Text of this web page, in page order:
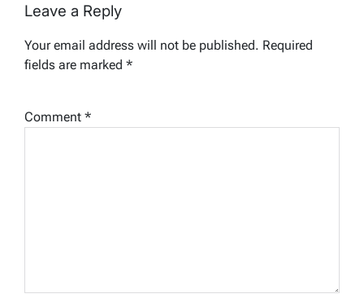
Leave a Reply
Your email address will not be published. Required
fields are marked *
Comment *